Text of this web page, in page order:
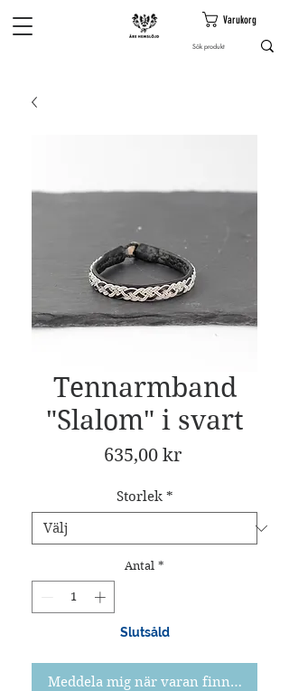
Varukorg
Tennarmband
"Slalom" i svart
635,00 krPris
Storlek *
Antal *
Slutsåld
Meddela mig när varan finns i lager